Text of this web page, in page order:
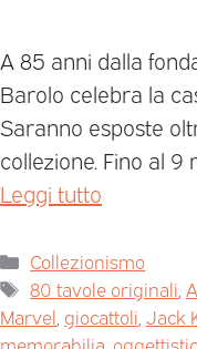
A 85 anni dalla
Barolo celebra la
Saranno esposte
collezione. Fino al 9
Leggi tutto
Collezionismo
80 tavole originali ,
Marvel giocattoli Jack
memorabilia